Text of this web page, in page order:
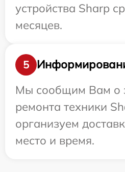
устройства Sharp
месяцев.
5
Мы сообщим Вам о
ремонта техники
организуем
место и время.